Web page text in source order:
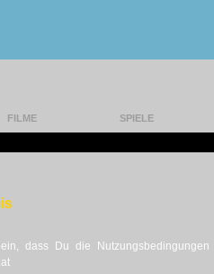
FILME SPIELE
dass Du die